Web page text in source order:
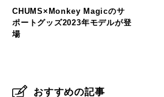
CHUMS×Monkey Magicのサ
ポートグッズ2023年モデルが登
場
おすすめの記事